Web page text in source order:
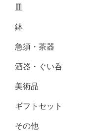
皿
鉢
急須・茶器
酒器・ぐい呑
美術品
ギフトセット
その他